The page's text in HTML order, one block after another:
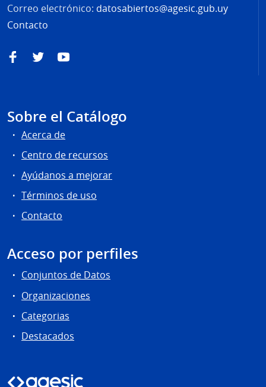
Correo electrónico: datosabiertos@agesic.gub.uy
Contacto
FacebookTwitterYouTube
Sobre el Catálogo
Acerca de
Centro de recursos
Ayúdanos a mejorar
Términos de uso
Contacto
Acceso por perfiles
Conjuntos de Datos
Organizaciones
Categorias
Destacados